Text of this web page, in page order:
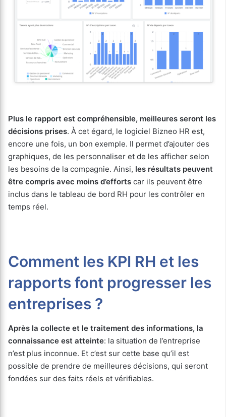
Plus le rapport est compréhensible, meilleures seront les
décisions prises. À cet égard, le logiciel Bizneo HR est,
encore une fois, un bon exemple. Il permet d’ajouter des
graphiques, de les personnaliser et de les afficher selon
les besoins de la compagnie. Ainsi, les résultats peuvent
être compris avec moins d’efforts car ils peuvent être
inclus dans le tableau de bord RH pour les contrôler en
temps réel.
Comment les KPI RH et les
rapports font progresser les
entreprises ?
Après la collecte et le traitement des informations, la
connaissance est atteinte: la situation de l’entreprise
n’est plus inconnue. Et c’est sur cette base qu’il est
possible de prendre de meilleures décisions, qui seront
fondées sur des faits réels et vérifiables.